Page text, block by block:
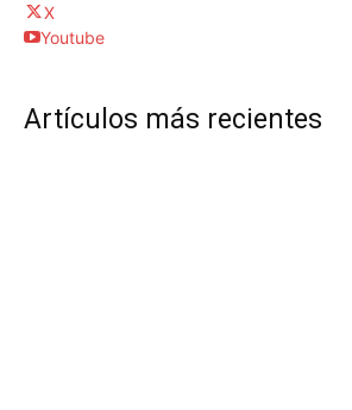
X
Youtube
Artículos más recientes